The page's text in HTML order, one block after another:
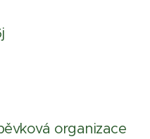
organizace